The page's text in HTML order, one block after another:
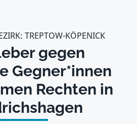
TREPTOW-KÖPENICK
gegen
Gegner*innen
Rechten in